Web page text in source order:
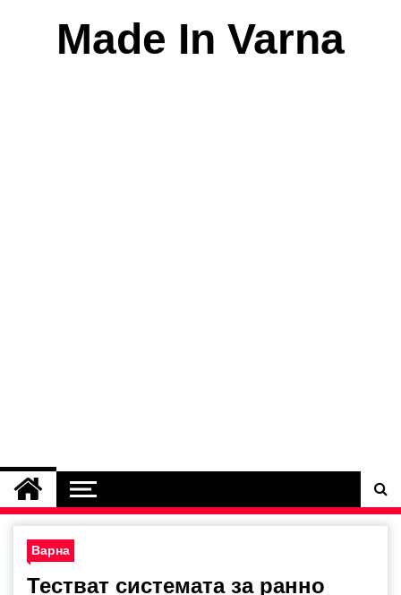
Made In Varna
Варна
Тестват системата за ранно